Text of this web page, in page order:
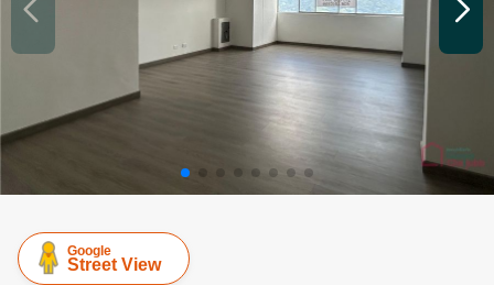
Google
Street View